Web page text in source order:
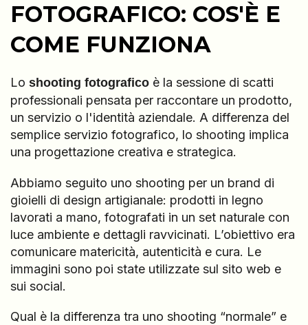
FOTOGRAFICO: COS'È E
COME FUNZIONA
Lo shooting fotografico è la sessione di scatti
professionali pensata per raccontare un prodotto,
un servizio o l'identità aziendale. A differenza del
semplice servizio fotografico, lo shooting implica
una progettazione creativa e strategica.
Abbiamo seguito uno shooting per un brand di
gioielli di design artigianale: prodotti in legno
lavorati a mano, fotografati in un set naturale con
luce ambiente e dettagli ravvicinati. L’obiettivo era
comunicare matericità, autenticità e cura. Le
immagini sono poi state utilizzate sul sito web e
sui social.
Qual è la differenza tra uno shooting “normale” e